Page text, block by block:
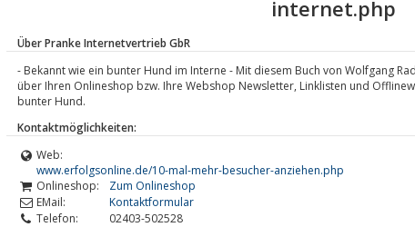
internet.php
Über Pranke Internetvertrieb GbR
- Bekannt wie ein bunter Hund im Interne - Mit diesem Buch von Wolfgang
über Ihren Onlineshop bzw. Ihre Webshop Newsletter, Linklisten und
bunter Hund.
Kontaktmöglichkeiten:
Web:
www.erfolgsonline.de/10-mal-mehr-besucher-anziehen.php
Onlineshop:
Zum Onlineshop
EMail:
Kontaktformular
Telefon:
02403-502528